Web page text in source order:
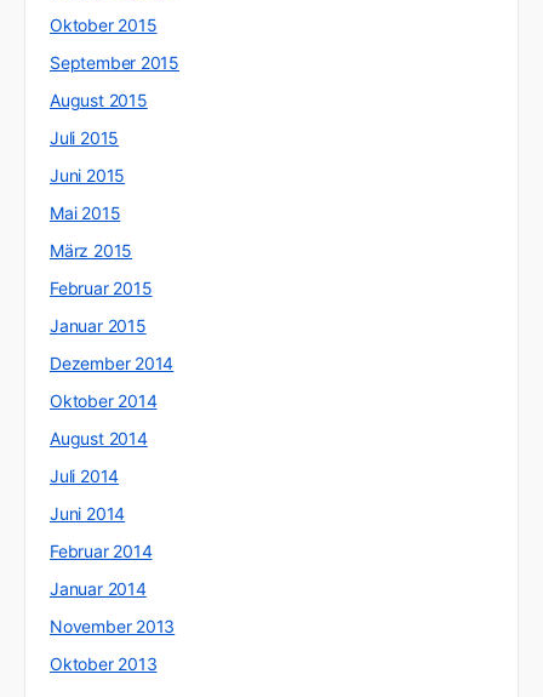
Oktober 2015
September 2015
August 2015
Juli 2015
Juni 2015
Mai 2015
März 2015
Februar 2015
Januar 2015
Dezember 2014
Oktober 2014
August 2014
Juli 2014
Juni 2014
Februar 2014
Januar 2014
November 2013
Oktober 2013